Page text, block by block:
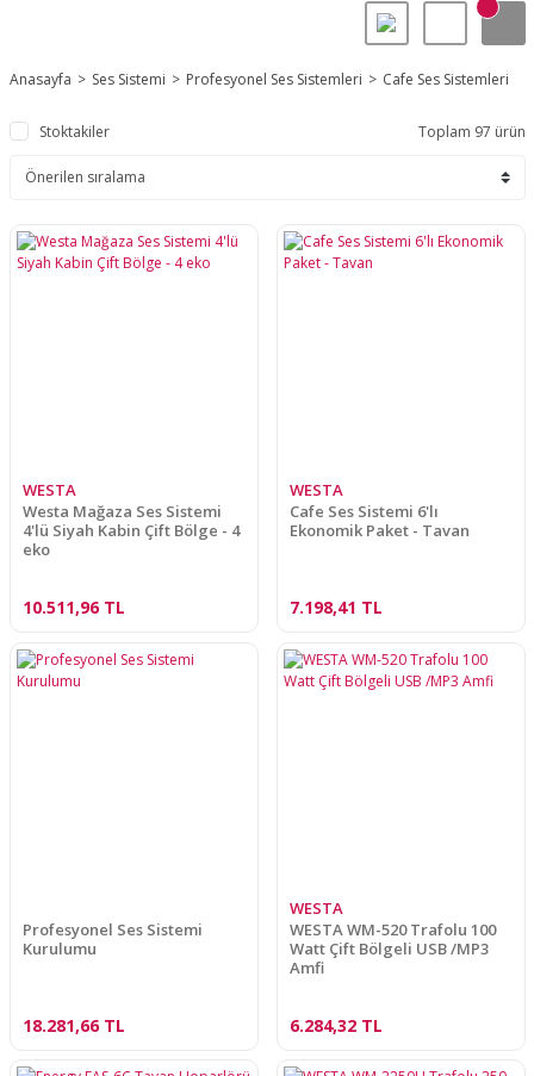
Anasayfa Ses Sistemi Profesyonel Ses Sistemleri Cafe Ses Sistemleri
Stoktakiler Toplam 97 ürün
WESTA
Westa Mağaza Ses Sistemi
4'lü Siyah Kabin Çift Bölge - 4
eko
10.511,96 TL
WESTA
Cafe Ses Sistemi 6'lı
Ekonomik Paket - Tavan
7.198,41 TL
Profesyonel Ses Sistemi
Kurulumu
18.281,66 TL
WESTA
WESTA WM-520 Trafolu 100
Watt Çift Bölgeli USB /MP3
Amfi
6.284,32 TL